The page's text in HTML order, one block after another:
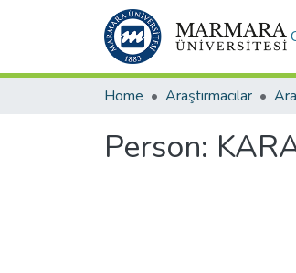
Home Araştırmacılar
Person: